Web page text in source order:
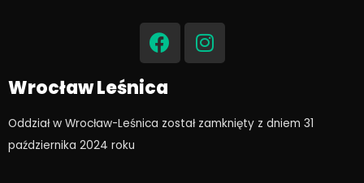
F
a
c
e
b
o
o
I
n
s
g
r
Wrocław Leśnica
Oddział w Wrocław-Leśnica został zamknięty z dniem 31
października 2024 roku​